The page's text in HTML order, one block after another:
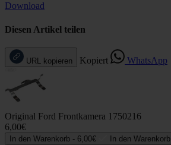
Download
Diesen Artikel teilen
URL kopieren Kopiert WhatsApp
Original Ford Frontkamera 1750216
6,00€
In den Warenkorb - 6,00€ In den Warenkorb